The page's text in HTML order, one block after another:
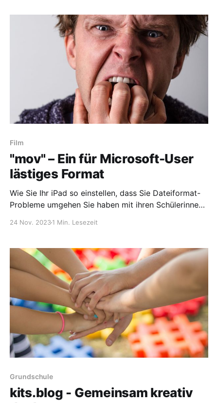
einem liebevollen und ruhigen Design. Während bei
Fiete KinderZoo nur eine Umgebung gestaltet werden
Film
"mov" – Ein für Microsoft-User
lästiges Format
Wie Sie Ihr iPad so einstellen, dass Sie Dateiformat-
Probleme umgehen Sie haben mit ihren Schülerinnen
Videoschnittprogramm iMovie nutzen. Dadurch dass
die Schnitt- und Bearbeitungsfunktionen begrenzt
sind, lässt es sich
24 Nov. 20231 Min. Lesezeit
Grundschule
kits.blog - Gemeinsam kreativ